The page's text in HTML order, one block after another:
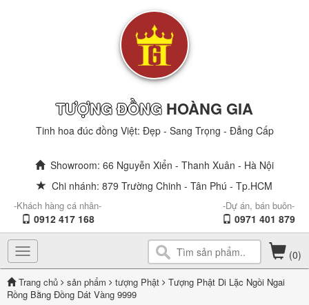
TƯỢNG ĐỒNG HOÀNG GIA
Tinh hoa đúc đồng Việt: Đẹp - Sang Trọng - Đẳng Cấp
Showroom: 66 Nguyễn Xiển - Thanh Xuân - Hà Nội
Chi nhánh: 879 Trường Chinh - Tân Phú - Tp.HCM
-Khách hàng cá nhân-
0912 417 168
-Dự án, bán buôn-
0971 401 879
Toggle
navigation
(0)
Trang chủ sản phẩm tượng Phật
Tượng Phật Di Lặc Ngồi Ngai
Rồng Bằng Đồng Dát Vàng 9999